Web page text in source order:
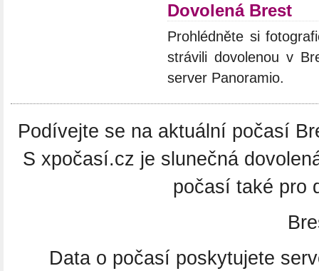
Dovolená Brest
Prohlédněte si
strávili dovolenou v
server Panoramio.
Podívejte se na aktuální počasí
S xpočasí.cz je slunečná
počasí také pro
Data o počasí poskytujete